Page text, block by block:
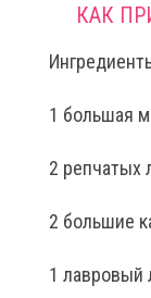
КАК
1 большая
2 репчатых
2 большие
1 лавровый